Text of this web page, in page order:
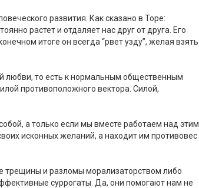
развития. Как сказано в Торе:
растет и отдаляет нас друг от друга. Его
итоге он всегда “рвет узду”, желая взять
любви, то есть к нормальным общественным
противоположного вектора. Силой,
а только если мы вместе работаем над этим.
исконных желаний, а находит им противовес
трещины и разломы морализаторством либо
суррогаты. Да, они помогают нам не